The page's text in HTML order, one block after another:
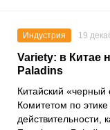
Индустрия 19
Variety: в Китае
Paladins
Китайский «черный
Комитетом по этике
действительности,